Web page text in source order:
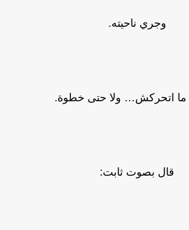
وجري ناحيته.
اتحركش… ولا حتى خطوة.
قال بصوت ثابت: